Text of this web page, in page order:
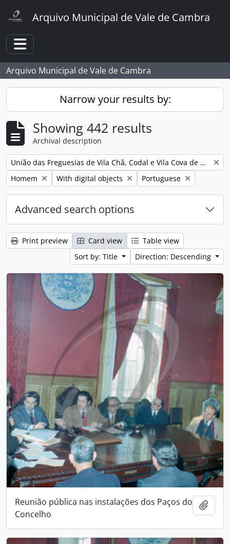
Arquivo Municipal de Vale de Cambra
Toggle navigation
Arquivo Municipal de Vale de Cambra
Narrow your results by:
Showing 442 results
Archival description
Remove filter:
União das Freguesias de Vila Chã, Codal e Vila Cova de Perrinho
Remove filter:
Homem Remove filter:
With digital objects Remove filter:
Portuguese
Advanced search options
Print preview Card view
Table view
Sort by: Title
Direction: Descending
Reunião pública nas instalações dos Paços do
Concelho